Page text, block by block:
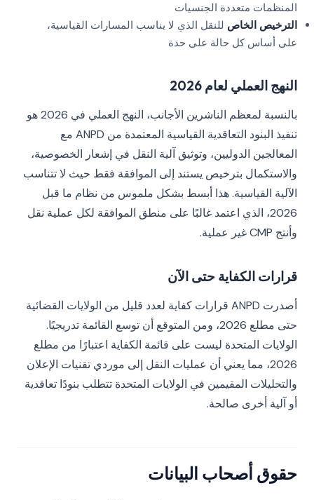
المنظمات متعددة الجنسيات
الترخيص الخاص للنقل الذي لا يناسب المسارات القياسية،
على أساس كل حالة على حدة
النهج العملي لعام 2026
بالنسبة لمعظم الناشرين الأجانب، النهج العملي في 2026 هو
تنفيذ البنود التعاقدية القياسية المعتمدة من ANPD مع
المعالجين الدوليين، وتوثيق آلية النقل في إشعار الخصوصية،
والاستكمال بترخيص يستند إلى الموافقة فقط حيث لا تتناسب
الآلية القياسية. هذا أبسط بشكل ملموس من نظام ما قبل
2026، الذي اعتمد غالبًا على منطق الموافقة لكل عملية نقل
وأنتج CMP غير عملية.
قرارات الكفاية حتى الآن
أصدرت ANPD قرارات كفاية لعدد قليل من الولايات القضائية
حتى مطلع 2026، ومن المتوقع أن توسع القائمة تدريجيًا.
الولايات المتحدة ليست على قائمة الكفاية اعتبارًا من مطلع
2026، مما يعني أن عمليات النقل إلى موردي تقنيات الإعلان
والتحليلات المقيمين في الولايات المتحدة تتطلب بنودًا تعاقدية
أو آلية أخرى صالحة.
حقوق أصحاب البيانات